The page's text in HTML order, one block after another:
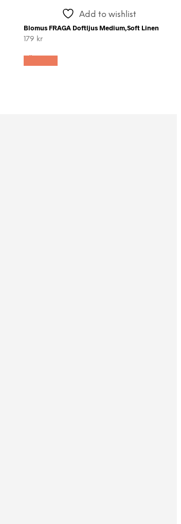
Add to wishlist
Blomus FRAGA Doftljus Medium,Soft Linen
179 kr